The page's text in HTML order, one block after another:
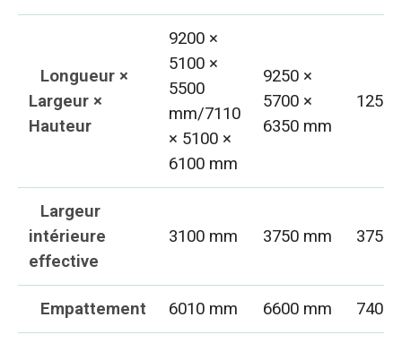
Longueur ×
Largeur ×
Hauteur
9200 ×
5100 ×
5500
mm/7110
× 5100 ×
6100 mm
9250 ×
5700 ×
6350 mm
Largeur
intérieure
effective
3100 mm 3750 mm 3750
Empattement 6010 mm 6600 mm
7400